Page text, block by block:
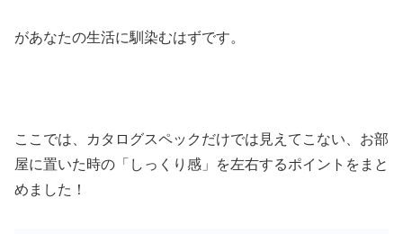
があなたの生活に馴染むはずです。
ここでは、カタログスペックだけでは見えてこない、お部
屋に置いた時の「しっくり感」を左右するポイントをまと
めました！